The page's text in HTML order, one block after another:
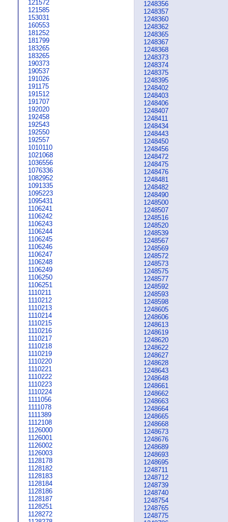
121572
121585
153031
160553
181252
181799
183265
183265
190373
190537
191026
191175
191512
191707
192020
192458
192543
192550
192557
1010110
1021068
1036556
1076336
1082952
1091335
1095223
1095431
1106241
1106242
1106243
1106244
1106245
1106246
1106247
1106248
1106249
1106250
1106251
1110211
1110212
1110213
1110214
1110215
1110216
1110217
1110218
1110219
1110220
1110221
1110222
1110223
1110224
1111056
1111078
1111389
1112108
1126000
1126001
1126002
1126003
1128178
1128182
1128183
1128184
1128186
1128187
1128251
1128272
1248356
1248357
1248360
1248362
1248365
1248367
1248368
1248373
1248374
1248375
1248395
1248402
1248403
1248406
1248407
1248411
1248434
1248443
1248450
1248456
1248472
1248475
1248476
1248481
1248482
1248490
1248500
1248507
1248516
1248520
1248539
1248567
1248569
1248572
1248573
1248575
1248577
1248592
1248593
1248598
1248605
1248606
1248613
1248619
1248620
1248622
1248627
1248628
1248643
1248648
1248661
1248662
1248663
1248664
1248665
1248668
1248673
1248676
1248689
1248693
1248695
1248711
1248712
1248739
1248740
1248754
1248765
1248775